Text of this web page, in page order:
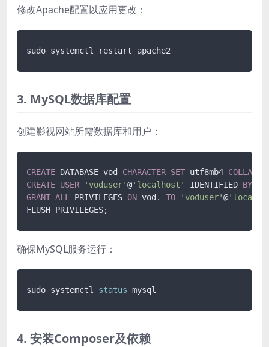
修改Apache配置以应用更改：
3. MySQL数据库配置
创建影视网站所需数据库和用户：
CREATE DATABASE vod CHARACTER SET utf8mb4 COLLATE
CREATE USER 'voduser'@'localhost' IDENTIFIED BY
GRANT ALL PRIVILEGES ON vod. TO 'voduser'@
确保MySQL服务运行：
sudo systemctl status
4. 安装Composer及依赖